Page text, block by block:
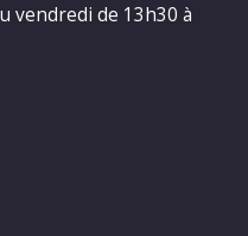
vendredi de 13h30 à